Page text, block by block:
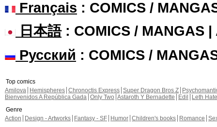
Français : COMICS /
日本語: COMICS / MANGAS |
Русский : COMICS /
Top comics
Amilova
Hemispheres Chronoctis Express Super Dragon Bros Z
Bienvenidos A República Gada Only Two Astaroth Y Bernadette Edil
Leth Hate
Genre
Action
Design - Artworks Fantasy - SF Humor Children's books Romance